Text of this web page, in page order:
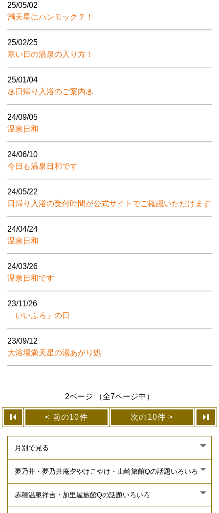
25/05/02
満天星にハンモック？！
25/02/25
寒い日の温泉の入り方！
25/01/04
♨日帰り入浴のご案内♨
24/09/05
温泉日和
24/06/10
今日も温泉日和です
24/05/22
日帰り入浴の受付時間が公式サイトでご確認いただけます
24/04/24
温泉日和
24/03/26
温泉日和です
23/11/26
「いいふろ」の日
23/09/12
大浴場満天星の湯あがり処
2ページ （全7ページ中）
前の10件 次の10件